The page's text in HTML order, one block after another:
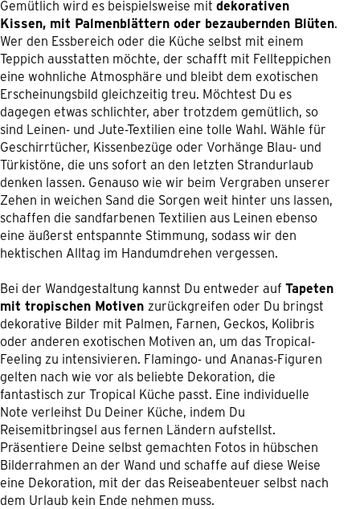
Gemütlich wird es beispielsweise mit dekorativen
Kissen, mit Palmenblättern oder bezaubernden Blüten.
Wer den Essbereich oder die Küche selbst mit einem
Teppich ausstatten möchte, der schafft mit Fellteppichen
eine wohnliche Atmosphäre und bleibt dem exotischen
Erscheinungsbild gleichzeitig treu. Möchtest Du es
dagegen etwas schlichter, aber trotzdem gemütlich, so
sind Leinen- und Jute-Textilien eine tolle Wahl. Wähle für
Geschirrtücher, Kissenbezüge oder Vorhänge Blau- und
Türkistöne, die uns sofort an den letzten Strandurlaub
denken lassen. Genauso wie wir beim Vergraben unserer
Zehen in weichen Sand die Sorgen weit hinter uns lassen,
schaffen die sandfarbenen Textilien aus Leinen ebenso
eine äußerst entspannte Stimmung, sodass wir den
hektischen Alltag im Handumdrehen vergessen.
Bei der Wandgestaltung kannst Du entweder auf Tapeten
mit tropischen Motiven zurückgreifen oder Du bringst
dekorative Bilder mit Palmen, Farnen, Geckos, Kolibris
oder anderen exotischen Motiven an, um das Tropical-
Feeling zu intensivieren. Flamingo- und Ananas-Figuren
gelten nach wie vor als beliebte Dekoration, die
fantastisch zur Tropical Küche passt. Eine individuelle
Note verleihst Du Deiner Küche, indem Du
Reisemitbringsel aus fernen Ländern aufstellst.
Präsentiere Deine selbst gemachten Fotos in hübschen
Bilderrahmen an der Wand und schaffe auf diese Weise
eine Dekoration, mit der das Reiseabenteuer selbst nach
dem Urlaub kein Ende nehmen muss.